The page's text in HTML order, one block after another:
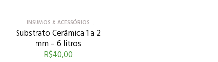
INSUMOS & ACESSÓRIOS
Substrato Cerâmica 1 a 2
mm – 6 litros
R$40,00